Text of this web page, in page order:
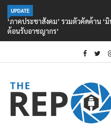
UPDATE
‘ภาคประชาสังคม’ รวมตัวคัดค้าน ‘มิ
ต้อนรับอาชญากร’